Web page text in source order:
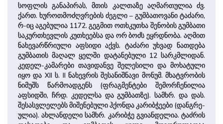
სოფლის განაპირას, მთის კალთა­ზე აღმართულია ძვ.
ქართ. ხუროთმოძღვრების ძეგლი – გუმბათოვანი ტა­ძა­რი,
რ-იც აგებულია 1172. გეგმით ოთხკუთხა შენობის გუმ­ბათი
საკურთხევლის კუთხეებსა და ორ ბოძს ეყრდნობა. აღმით
ნახევარწრიული აფსიდი აქვს. ტა­ძა­რი უხვად ნათდება
გუმბათის მაღალ ყელში დატანებული 12 სარკმლიდან.
კედელ-კამარები თავიდანვე შელესილი და მოხატული
იყო და XII ს. II ნახევრის შე­სა­ნი­შნა­ვი მონუმ. მხატვრობის
ნიმუშს წარმოადგენს (ფრაგმენტები შე­მორჩენილია
აფსიდში, ჩრდ. კედელსა და გუმბათზე). სამხრ. და დას.
შესასვლელებს მიშენე­ბული ჰქონდა კარიბჭეები (დანგრე­
ულია). ახლანდელი სამხრ. კარიბჭე გვიან­დელია. ტაძრის